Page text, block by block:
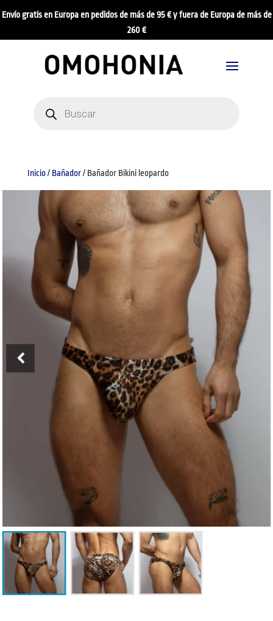
Envío gratis en Europa en pedidos de más de 95 € y fuera de Europa de más de
260 €
productos
Inicio/ Bañador/ Bañador Bikini leopardo